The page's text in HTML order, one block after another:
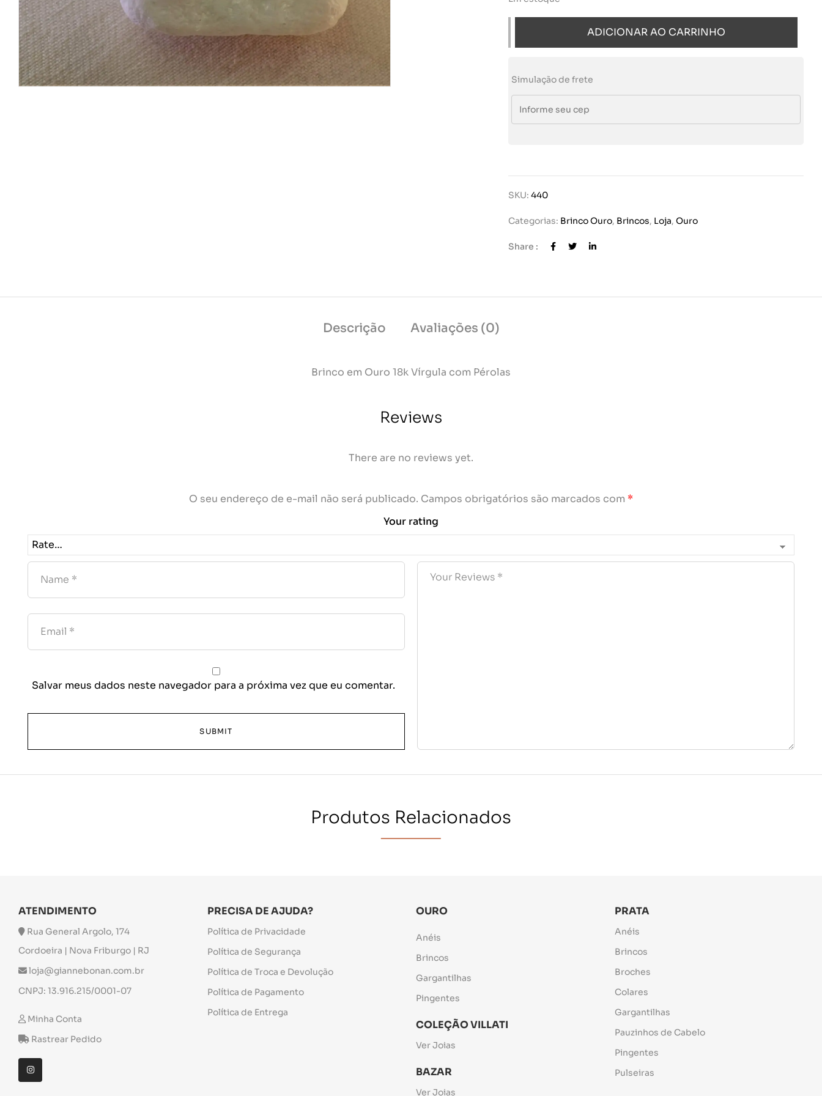
ADICIONAR AO CARRINHO
Simulação de frete
SKU:440
Categorias: Brinco Ouro, Brincos, Loja,Ouro
Share :
Descrição Avaliações (0)
Brinco em Ouro 18k Vírgula com Pérolas
Reviews
There are no reviews yet.
O seu endereço de e-mail não será publicado. Campos obrigatórios são marcados com *
Your rating
Salvar meus dados neste navegador para a próxima vez que eu comentar.
Produtos Relacionados
ATENDIMENTO
Rua General Argolo, 174
Cordoeira | Nova Friburgo | RJ
loja@giannebonan.com.br
CNPJ: 13.916.215/0001-07
Minha Conta
Rastrear Pedido
PRECISA DE AJUDA?
Política de Privacidade
Política de Segurança
Política de Troca e Devolução
Política de Pagamento
Política de Entrega
OURO
Anéis
Brincos
Gargantilhas
Pingentes
COLEÇÃO VILLATI
Ver Joias
BAZAR
Ver Joias
PRATA
Anéis
Brincos
Broches
Colares
Gargantilhas
Pauzinhos de Cabelo
Pingentes
Pulseiras